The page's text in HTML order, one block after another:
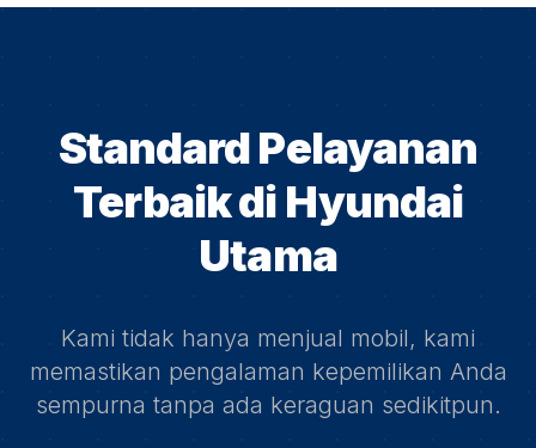
Standard Pelayanan
Terbaik di Hyundai
Utama
Kami tidak hanya menjual mobil, kami
memastikan pengalaman kepemilikan Anda
sempurna tanpa ada keraguan sedikitpun.